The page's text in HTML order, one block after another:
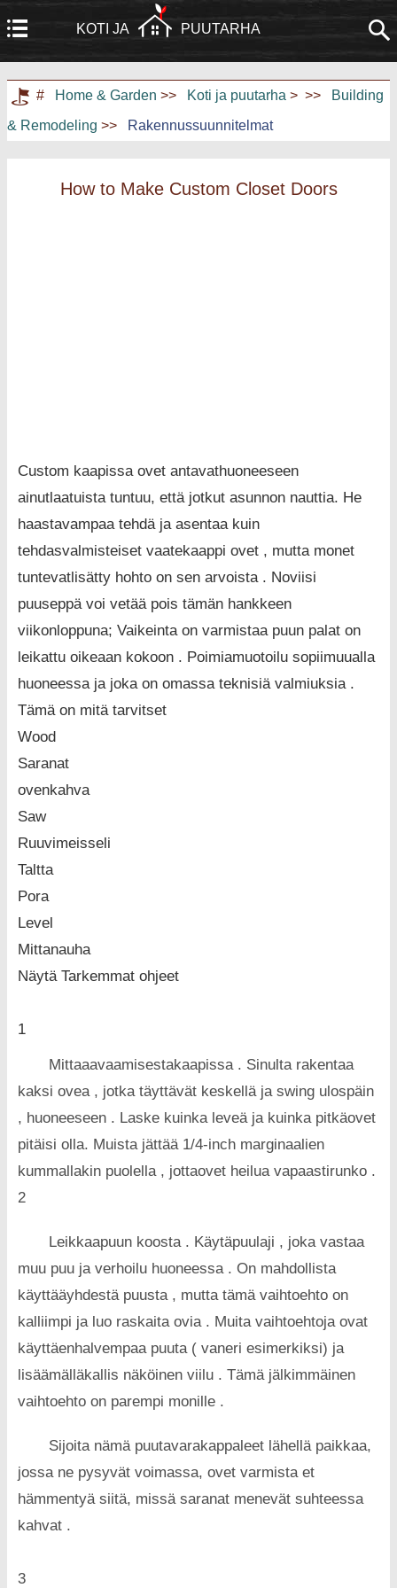
KOTI JA PUUTARHA
Koti Rakennus ja remontointi
Huonekalut Puutarha ja nurmikko
# Home & Garden >> Koti ja puutarha > >>
Building
& Remodeling >> Rakennussuunnitelmat
How to Make Custom Closet Doors
Custom kaapissa ovet antavathuoneeseen
ainutlaatuista tuntuu, että jotkut asunnon nauttia. He
haastavampaa tehdä ja asentaa kuin
tehdasvalmisteiset vaatekaappi ovet , mutta monet
tuntevatlisätty hohto on sen arvoista . Noviisi
puuseppä voi vetää pois tämän hankkeen
viikonloppuna; Vaikeinta on varmistaa puun palat on
leikattu oikeaan kokoon . Poimiamuotoilu sopiimuualla
huoneessa ja joka on omassa teknisiä valmiuksia .
Tämä on mitä tarvitset
Wood
Saranat
ovenkahva
Saw
Ruuvimeisseli
Taltta
Pora
Level
Mittanauha
Näytä Tarkemmat ohjeet
1
Mittaaavaamisestakaapissa . Sinulta rakentaa
kaksi ovea , jotka täyttävät keskellä ja swing ulospäin
, huoneeseen . Laske kuinka leveä ja kuinka pitkäovet
pitäisi olla. Muista jättää 1/4-inch marginaalien
kummallakin puolella , jottaovet heilua vapaastirunko .
2
Leikkaapuun koosta . Käytäpuulaji , joka vastaa
muu puu ja verhoilu huoneessa . On mahdollista
käyttääyhdestä puusta , mutta tämä vaihtoehto on
kalliimpi ja luo raskaita ovia . Muita vaihtoehtoja ovat
käyttäenhalvempaa puuta ( vaneri esimerkiksi) ja
lisäämälläkallis näköinen viilu . Tämä jälkimmäinen
vaihtoehto on parempi monille .
Sijoita nämä puutavarakappaleet lähellä paikkaa,
jossa ne pysyvät voimassa, ovet varmista et
hämmentyä siitä, missä saranat menevät suhteessa
kahvat .
3